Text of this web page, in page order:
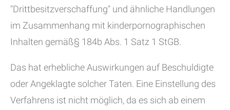
"Drittbesitzverschaffung" und ähnliche Handlungen
im Zusammenhang mit kinderpornographischen
Inhalten gemäß§ 184b Abs. 1 Satz 1 StGB.
Das hat erhebliche Auswirkungen auf Beschuldigte
oder Angeklagte solcher Taten. Eine Einstellung des
Verfahrens ist nicht möglich, da es sich ab einem